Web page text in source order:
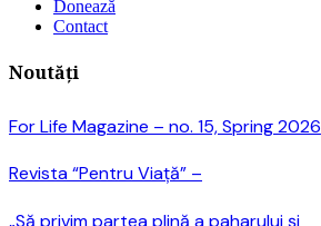
Donează
Contact
Noutăți
For Life Magazine – no. 15, Spring 2026
Revista “Pentru Viață” –
„Să privim partea plină a paharului și